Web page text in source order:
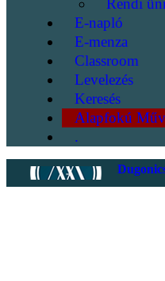
Rendi
E-napló
E-menza
Classroom
Levelezés
Keresés
Alapfokú
.